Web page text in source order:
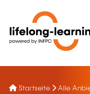
Startseite Alle